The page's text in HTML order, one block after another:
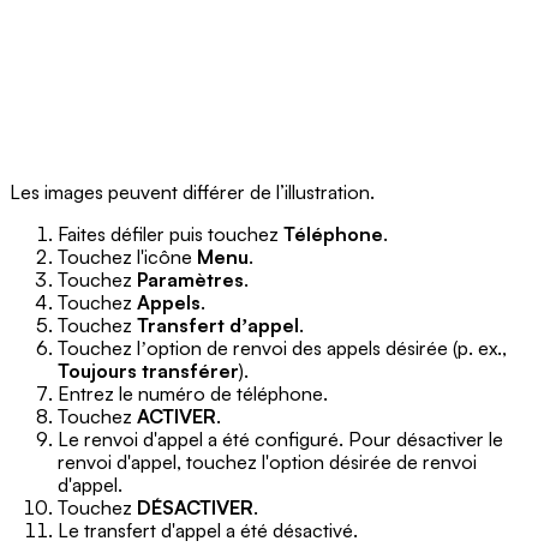
Les images peuvent différer de l’illustration.
Faites défiler puis touchez Téléphone.
Touchez l'icône Menu.
Touchez Paramètres.
Touchez Appels.
Touchez Transfert dʼappel.
Touchez lʼoption de renvoi des appels désirée (p. ex.,
Toujours transférer).
Entrez le numéro de téléphone.
Touchez ACTIVER.
Le renvoi d'appel a été configuré. Pour désactiver le
renvoi d'appel, touchez l'option désirée de renvoi
d'appel.
Touchez DÉSACTIVER.
Le transfert d'appel a été désactivé.